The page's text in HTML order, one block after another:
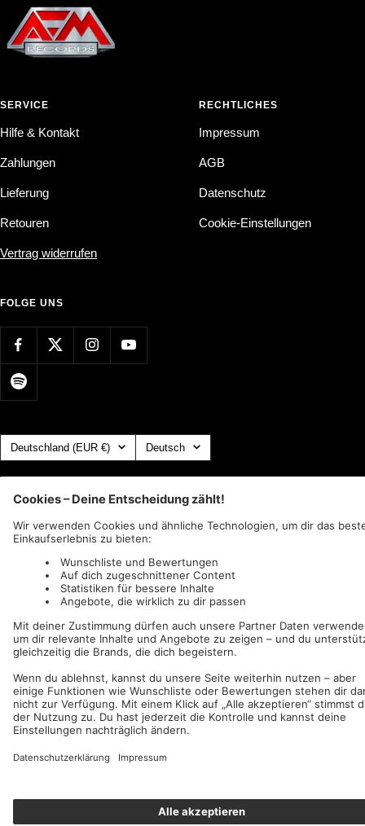
SERVICE
Hilfe & Kontakt
Zahlungen
Lieferung
Retouren
Vertrag widerrufen
RECHTLICHES
Impressum
AGB
Datenschutz
Cookie-Einstellungen
FOLGE UNS
Land/Region Deutschland (EUR €) Sprache
Deutsch
AFM Records c/o IC Music and Apparel GmbH
Wir akzeptieren